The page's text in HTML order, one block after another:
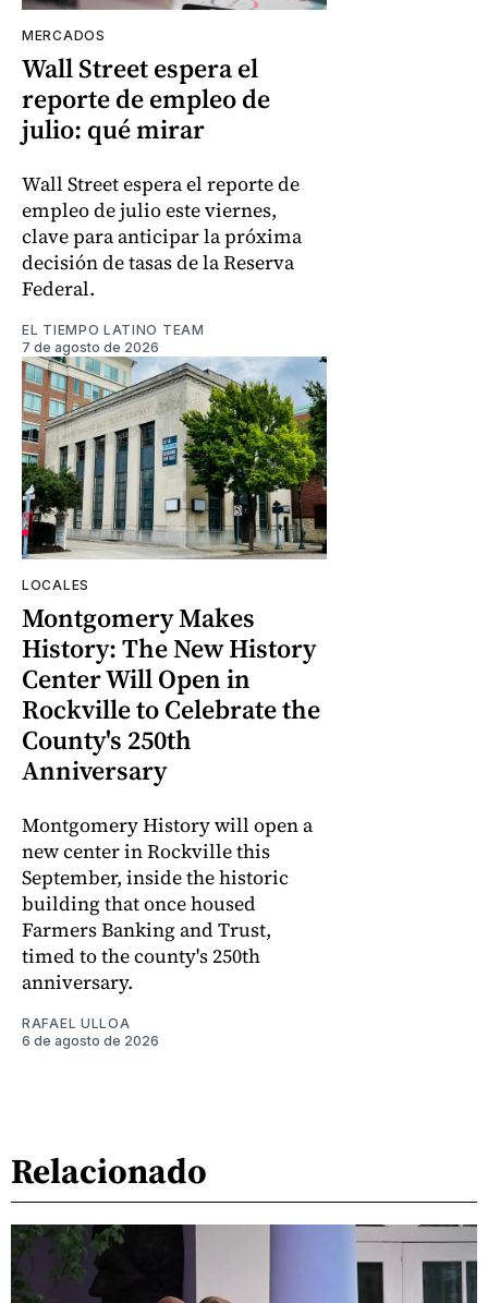
MERCADOS
Wall Street espera el
reporte de empleo de
julio: qué mirar
Wall Street espera el reporte de
empleo de julio este viernes,
clave para anticipar la próxima
decisión de tasas de la Reserva
Federal.
EL TIEMPO LATINO TEAM
7 de agosto de 2026
LOCALES
Montgomery Makes
History: The New History
Center Will Open in
Rockville to Celebrate the
County's 250th
Anniversary
Montgomery History will open a
new center in Rockville this
September, inside the historic
building that once housed
Farmers Banking and Trust,
timed to the county's 250th
anniversary.
RAFAEL ULLOA
6 de agosto de 2026
Relacionado